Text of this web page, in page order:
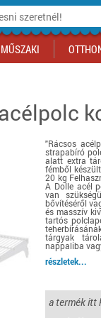
MŰSZAKI
gördeszka, roller
parkolás
sütemények
"Rácsos
strapabíró
alatt extra
fémből
20 kg
A Dolle acél
van
bővítéséről
és masszív
tartós
tárgyak
nappaliba
részletek...
a termék itt